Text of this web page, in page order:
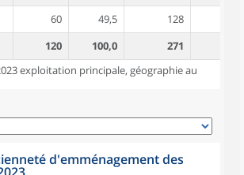
60 49,5 128
120 100,0 271
exploitation principale, géographie au
d'emménagement des